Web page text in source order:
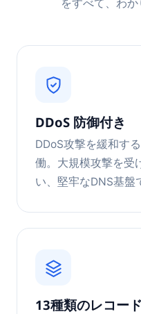
をすべて、わか
DDoS 防御付き
DDoS攻撃を緩和す
働。大規模攻撃を受
い、堅牢なDNS基盤
13種類のレコー